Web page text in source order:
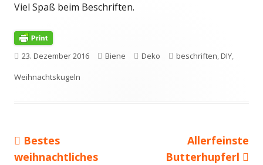
Viel Spaß beim Beschriften.
Veröffentlicht
am
23. Dezember 2016 Autor
Biene Kategorien
Deko Schlagwörter
beschriften DIY
Weihnachtskugeln
Beitragsnavigation
Vorheriger
Beitrag:
Bestes
weihnachtliches
Nächster
Beitrag
Allerfeinste
Butterhupferl